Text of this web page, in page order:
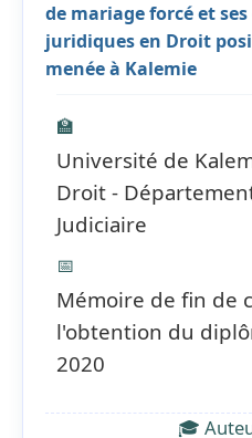
de mariage forcé et
juridiques en Droit
menée à Kalemie
🏫
Université de
Droit -
Judiciaire
📅
Mémoire de fin de
l'obtention du
2020
🎓